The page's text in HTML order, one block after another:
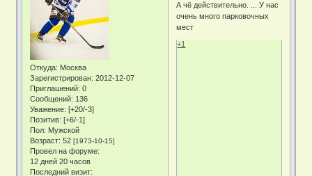
Откуда: Москва
Зарегистрирован: 2012-12-07
Приглашений: 0
Сообщений: 136
Уважение: [+20/-3]
Позитив: [+6/-1]
Пол: Мужской
Возраст: 52[1973-10-15]
Провел на форуме:
12 дней 20 часов
Последний визит:
А чё действительно. ... У нас
очень много парковочных
мест
+1